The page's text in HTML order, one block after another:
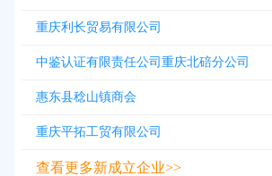
重庆利长贸易有限公司
中鉴认证有限责任公司重庆北碚分公司
惠东县稔山镇商会
重庆平拓工贸有限公司
查看更多新成立企业>>